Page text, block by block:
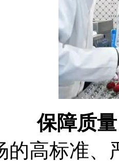
保障质
的高标准、